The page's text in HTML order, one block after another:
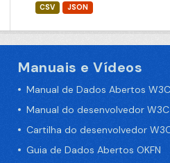
CSV JSON
Manuais e Vídeos
Manual de Dados Abertos W3C
Manual do desenvolvedor W3C
Cartilha do desenvolvedor
Guia de Dados Abertos OKFN